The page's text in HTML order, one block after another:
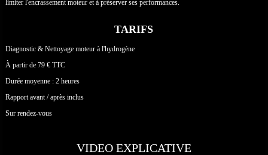
limiter l'encrassement moteur et à préserver ses performances.
TARIFS
Diagnostic & Nettoyage moteur à l'hydrogène
À partir de 79 € TTC
Durée moyenne : 2 heures
Rapport avant / après inclus
Sur rendez-vous
VIDEO EXPLICATIVE